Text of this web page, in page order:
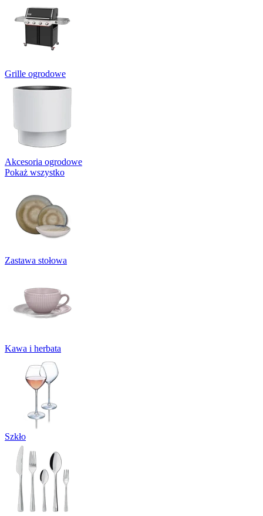
Grille ogrodowe
Akcesoria ogrodowe
Pokaż wszystko
Zastawa stołowa
Kawa i herbata
Szkło